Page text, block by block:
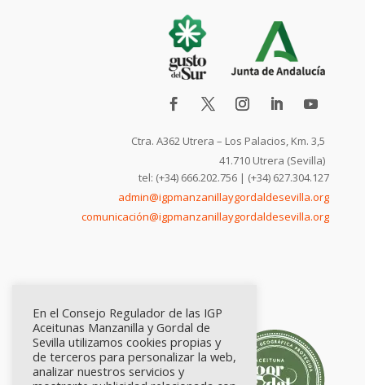
Ctra. A362 Utrera – Los Palacios, Km. 3,5
41.710 Utrera (Sevilla)
tel: (+34) 666.202.756 | (+34) 627.304.127
admin@igpmanzanillaygordaldesevilla.org
comunicación@igpmanzanillaygordaldesevilla.org
En el Consejo Regulador de las IGP
Aceitunas Manzanilla y Gordal de
Sevilla utilizamos cookies propias y
de terceros para personalizar la web,
analizar nuestros servicios y